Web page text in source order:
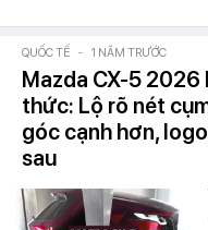
QUỐC TẾ - 1 NĂM TRƯỚC
Mazda CX-5 2026
thức: Lộ rõ nét
góc cạnh hơn,
sau